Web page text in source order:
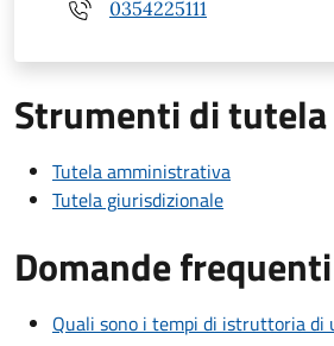
0354225111
Strumenti di tutela
Tutela amministrativa
Tutela giurisdizionale
Domande frequenti
Quali sono i tempi di istruttoria di